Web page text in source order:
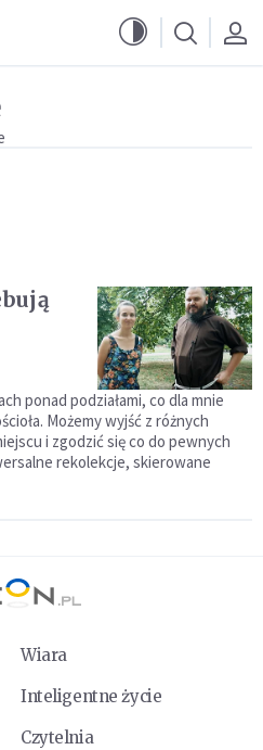
ponad podziałami, co dla mnie
Możemy wyjść z różnych
i zgodzić się co do pewnych
rekolekcje, skierowane
Wiara
Inteligentne życie
Czytelnia